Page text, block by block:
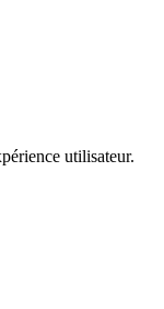
utilisateur.